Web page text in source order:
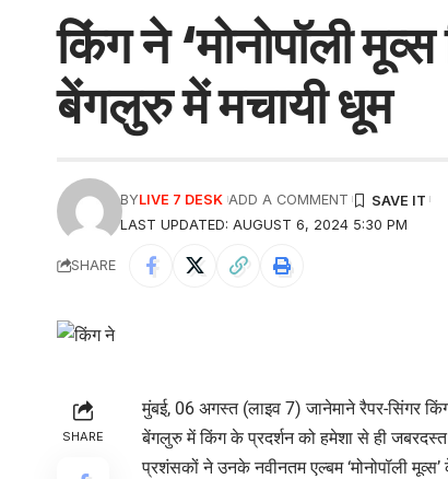
किंग ने ‘मोनोपॉली
बेंगलुरु में मचायी धूम
LAST UPDATED: AUGUST 6, 2024 5:30 PM
BYLIVE 7 DESK ADD A COMMENT
SHARE
SHARE
मुंबई, 06 अगस्त (लाइव 7) जानेमाने रैपर-सिंगर
बेंगलुरु में किंग के प्रदर्शन को हमेशा से ही
प्रशंसकों ने उनके नवीनतम एल्बम ‘मोनोपॉली मूव्स’